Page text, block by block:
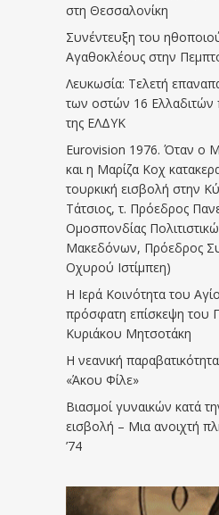
στη Θεσσαλονίκη
Συνέντευξη του
Αγαθοκλέους στην
Λευκωσία: Τελετή
των οστών 16 Ελλαδιτών
της ΕΛΔΥΚ
Eurovision 1976. Όταν ο
και η Μαρίζα Κοχ
τουρκική εισβολή στην
Τάτσιος, τ. Πρόεδρος
Ομοσπονδίας
Μακεδόνων, Πρόεδρος
Οχυρού Ιστίμπεη)
Η Ιερά Κοινότητα του
πρόσφατη επίσκεψη
Κυριάκου Μητσοτάκη
Η νεανική
«Άκου Φίλε»
Βιασμοί γυναικών κατά
εισβολή – Μια ανοιχτή
’74